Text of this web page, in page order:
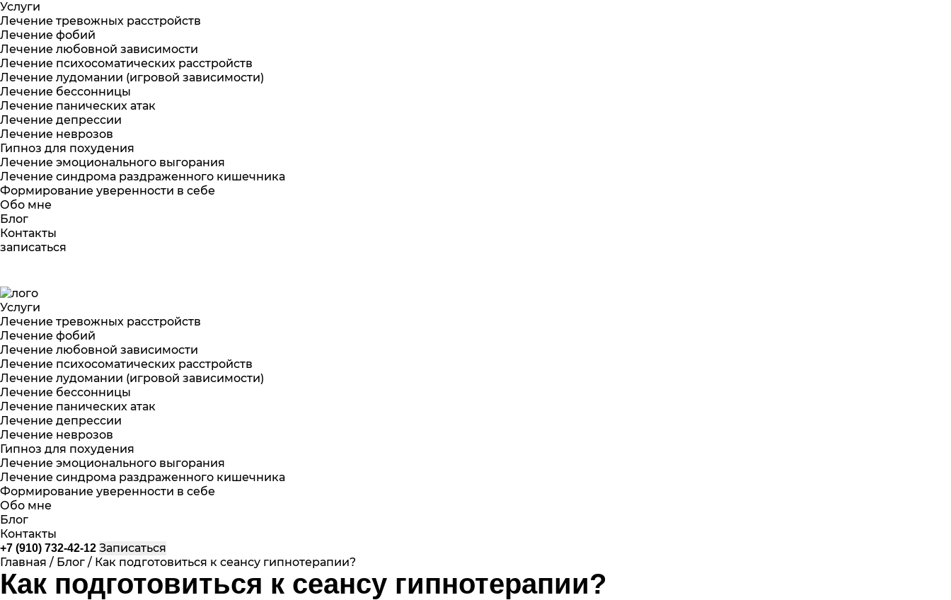
Услуги
Лечение тревожных расстройств
Лечение фобий
Лечение любовной зависимости
Лечение психосоматических расстройств
Лечение лудомании (игровой зависимости)
Лечение бессонницы
Лечение панических атак
Лечение депрессии
Лечение неврозов
Гипноз для похудения
Лечение эмоционального выгорания
Лечение синдрома раздраженного кишечника
Формирование уверенности в себе
Обо мне
Блог
Контакты
записаться
Услуги
Лечение тревожных расстройств
Лечение фобий
Лечение любовной зависимости
Лечение психосоматических расстройств
Лечение лудомании (игровой зависимости)
Лечение бессонницы
Лечение панических атак
Лечение депрессии
Лечение неврозов
Гипноз для похудения
Лечение эмоционального выгорания
Лечение синдрома раздраженного кишечника
Формирование уверенности в себе
Обо мне
Блог
Контакты
+7 (910) 732-42-12 Записаться
Главная / Блог / Как подготовиться к сеансу гипнотерапии?
Как подготовиться к сеансу гипнотерапии?